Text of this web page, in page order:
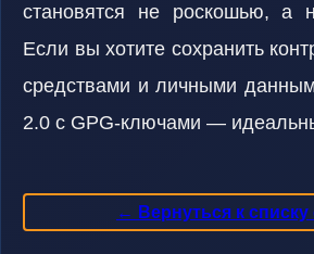
становятся не роскошью, а
Если вы хотите сохранить
средствами и личными
2.0 с GPG-ключами —
← Вернуться к списку